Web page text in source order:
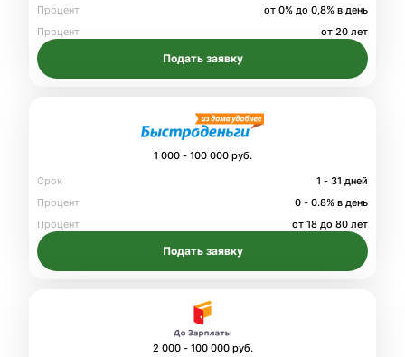
Процент
от 0% до 0,8% в день
Процент
от 20 лет
Подать заявку
1 000 - 100 000 руб.
Срок
1 - 31 дней
Процент
0 - 0.8% в день
Процент
от 18 до 80 лет
Подать заявку
2 000 - 100 000 руб.